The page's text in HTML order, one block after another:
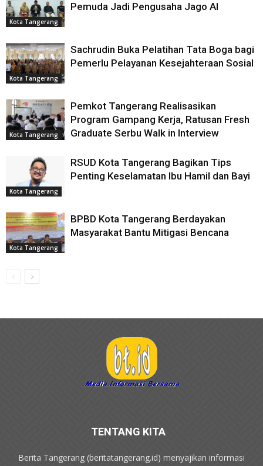
Kota Tangerang
Pemuda Jadi Pengusaha Jago AI
Kota Tangerang
Sachrudin Buka Pelatihan Tata Boga bagi
Pemerlu Pelayanan Kesejahteraan Sosial
Kota Tangerang
Pemkot Tangerang Realisasikan
Program Gampang Kerja, Ratusan Fresh
Graduate Serbu Walk in Interview
Kota Tangerang
RSUD Kota Tangerang Bagikan Tips
Penting Keselamatan Ibu Hamil dan Bayi
Kota Tangerang
BPBD Kota Tangerang Berdayakan
Masyarakat Bantu Mitigasi Bencana
TENTANG KITA
Berita Tangerang (beritatangerang.id) menyajikan informasi